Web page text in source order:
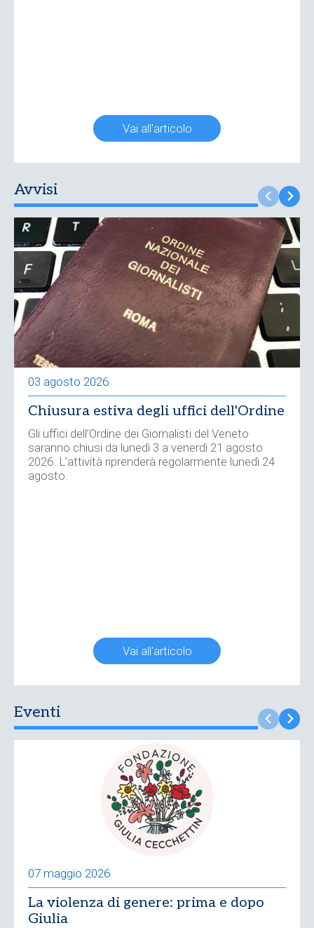
Vai all'articolo
Avvisi
03 agosto 2026
Chiusura estiva degli uffici dell'Ordine
Gli uffici dell’Ordine dei Giornalisti del Veneto
saranno chiusi da lunedì 3 a venerdì 21 agosto
2026. L’attività riprenderà regolarmente lunedì 24
agosto.
Vai all'articolo
Eventi
07 maggio 2026
La violenza di genere: prima e dopo
Giulia